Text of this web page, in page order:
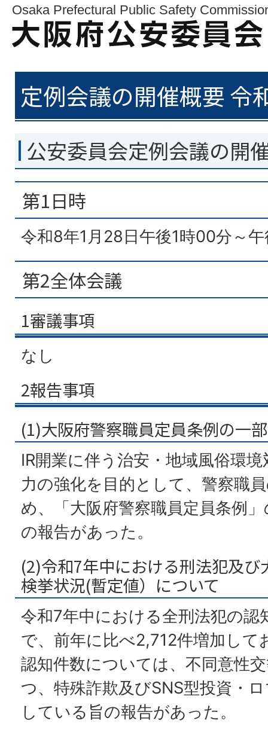
Osaka Prefectural Public Safety
定例会議の開催概要 令
公安委員会定例会議の開
第1日時
令和8年1月28日午後1時00分～
第2全体会議
1審議事項
なし
2報告事項
(1)大阪府警察職員定員条例の一
IR開業に伴う治安・地域風俗環
力の強化を目的として、警察職
め、「大阪府警察職員定員条例
の報告があった。
(2)令和7年中における刑法犯及
検挙状況(暫定値）について
令和7年中における全刑法犯の認
で、前年に比べ2,712件増加して
認知件数については、不同意性
つ、特殊詐欺及びSNS型投資・
している旨の報告があった。